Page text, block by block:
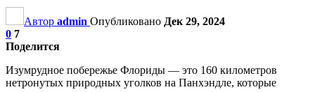
Автор admin Опубликовано Дек 29, 2024
0 7
Поделится
Изумрудное побережье Флориды — это 160 километров
нетронутых природных уголков на Панхэндле, которые